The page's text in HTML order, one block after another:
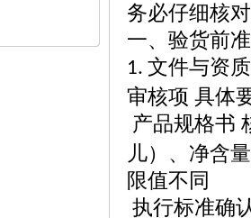
务必仔细核
一、验货前
1. 文件与资
审核项 具体
产品规格书
儿）、净含
限值不同
执行标准确